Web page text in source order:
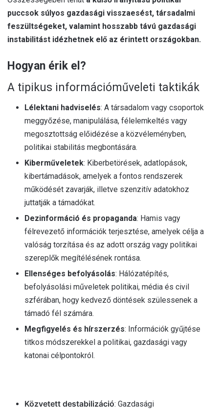
puccsok súlyos gazdasági visszaesést, társadalmi
feszültségeket, valamint hosszabb távú gazdasági
instabilitást idézhetnek elő az érintett országokban.
Hogyan érik el?
A tipikus információműveleti taktikák
Lélektani hadviselés: A társadalom vagy csoportok
meggyőzése, manipulálása, félelemkeltés vagy
megosztottság előidézése a közvéleményben,
politikai stabilitás megbontására.
Kiberműveletek: Kiberbetörések, adatlopások,
kibertámadások, amelyek a fontos rendszerek
működését zavarják, illetve szenzitív adatokhoz
juttatják a támadókat.
Dezinformáció és propaganda: Hamis vagy
félrevezető információk terjesztése, amelyek célja a
valóság torzítása és az adott ország vagy politikai
szereplők megítélésének rontása.
Ellenséges befolyásolás: Hálózatépítés,
befolyásolási műveletek politikai, média és civil
szférában, hogy kedvező döntések szülessenek a
támadó fél számára.
Megfigyelés és hírszerzés: Információk gyűjtése
titkos módszerekkel a politikai, gazdasági vagy
katonai célpontokról.
Közvetett destabilizáció: Gazdasági